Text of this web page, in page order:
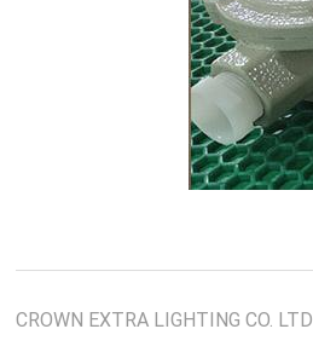
CROWN EXTRA LIGHTING CO. LTD